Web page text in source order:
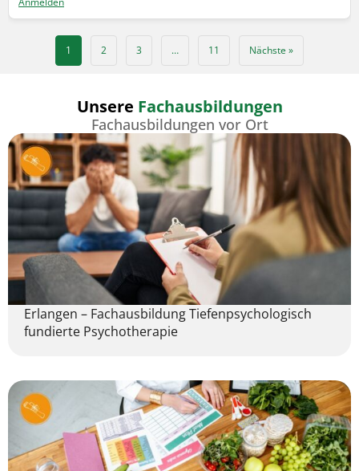
1 2 3 … 11 Nächste »
Unsere Fachausbildungen
Fachausbildungen vor Ort
Erlangen – Fachausbildung Tiefenpsychologisch
fundierte Psychotherapie